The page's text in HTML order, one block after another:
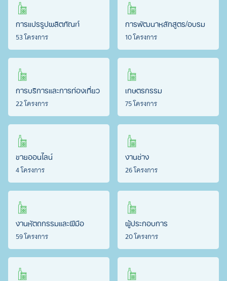
การแปรรูปผลิตภัณฑ์
53 โครงการ
การพัฒนาหลักสูตร/อบรม
10 โครงการ
การบริการและการท่องเที่ยว
22 โครงการ
เกษตรกรรม
75 โครงการ
ขายออนไลน์
4 โครงการ
งานช่าง
26 โครงการ
งานหัตถกรรมและฝีมือ
59 โครงการ
ผู้ประกอบการ
20 โครงการ